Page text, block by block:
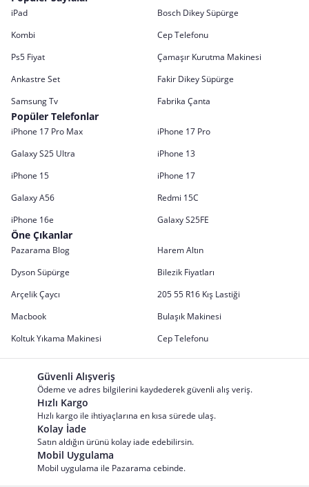
iPad
Bosch Dikey Süpürge
Kombi
Cep Telefonu
Ps5 Fiyat
Çamaşır Kurutma Makinesi
Ankastre Set
Fakir Dikey Süpürge
Samsung Tv
Fabrika Çanta
Popüler Telefonlar
iPhone 17 Pro Max
iPhone 17 Pro
Galaxy S25 Ultra
iPhone 13
iPhone 15
iPhone 17
Galaxy A56
Redmi 15C
iPhone 16e
Galaxy S25FE
Öne Çıkanlar
Pazarama Blog
Harem Altın
Dyson Süpürge
Bilezik Fiyatları
Arçelik Çaycı
205 55 R16 Kış Lastiği
Macbook
Bulaşık Makinesi
Koltuk Yıkama Makinesi
Cep Telefonu
Güvenli Alışveriş
Ödeme ve adres bilgilerini kaydederek güvenli alış veriş.
Hızlı Kargo
Hızlı kargo ile ihtiyaçlarına en kısa sürede ulaş.
Kolay İade
Satın aldığın ürünü kolay iade edebilirsin.
Mobil Uygulama
Mobil uygulama ile Pazarama cebinde.